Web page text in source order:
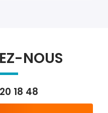
NOUS
18 48